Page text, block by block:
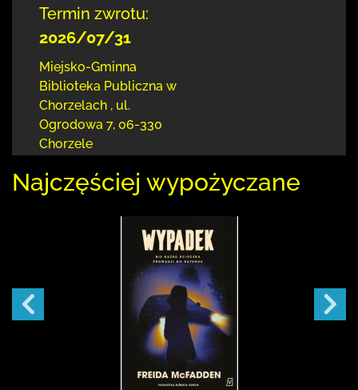
Termin zwrotu:
2026/07/31
Miejsko-Gminna
Biblioteka Publiczna w
Chorzelach , ul.
Ogrodowa 7, 06-330
Chorzele
Najczęściej wypożyczane